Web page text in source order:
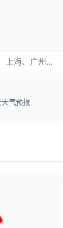
气预报